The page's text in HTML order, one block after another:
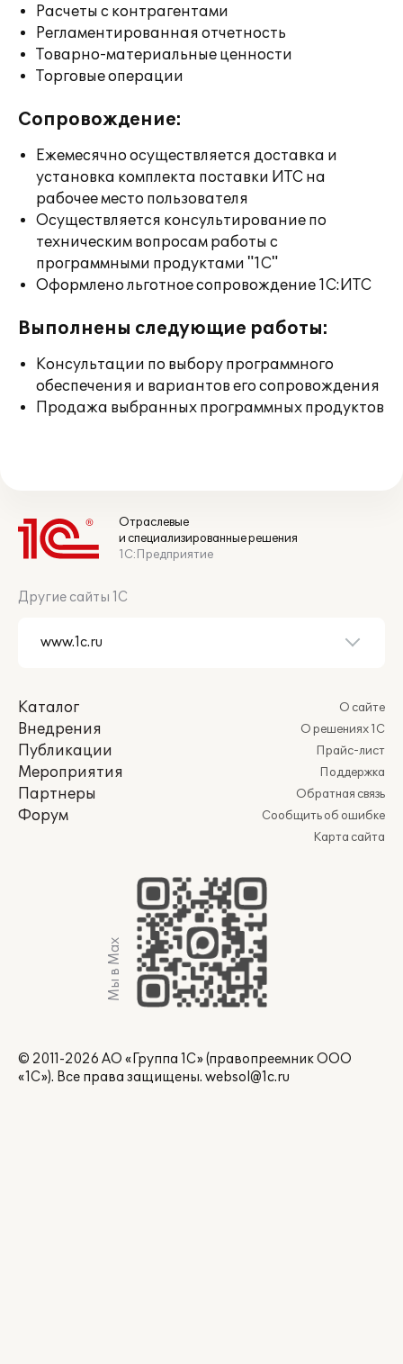
Расчеты с контрагентами
Регламентированная отчетность
Товарно-материальные ценности
Торговые операции
Сопровождение:
Ежемесячно осуществляется доставка и
установка комплекта поставки ИТС на
рабочее место пользователя
Осуществляется консультирование по
техническим вопросам работы с
программными продуктами "1С"
Оформлено льготное сопровождение 1С:ИТС
Выполнены следующие работы:
Консультации по выбору программного
обеспечения и вариантов его сопровождения
Продажа выбранных программных продуктов
Отраслевые
и специализированные решения
1С:Предприятие
Другие сайты 1С
Каталог
Внедрения
Публикации
Мероприятия
Партнеры
Форум
О сайте
О решениях 1С
Прайс-лист
Поддержка
Обратная связь
Сообщить об ошибке
Карта сайта
Мы в Max
© 2011-2026 АО «Группа 1С» (правопреемник ООО
«1С»). Все права защищены. websol@1c.ru